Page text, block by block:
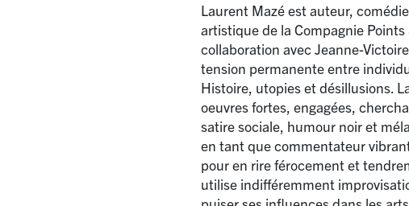
Laurent Mazé est auteur,
artistique de la Compagnie
collaboration avec Jeanne-
tension permanente entre
Histoire, utopies et désillusions.
oeuvres fortes, engagées,
satire sociale, humour noir et
en tant que commentateur
pour en rire férocement et
utilise indifféremment